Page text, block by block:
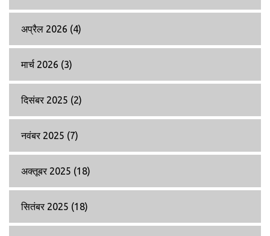
अप्रैल 2026 (4)
मार्च 2026 (3)
दिसंबर 2025 (2)
नवंबर 2025 (7)
अक्तूबर 2025 (18)
सितंबर 2025 (18)